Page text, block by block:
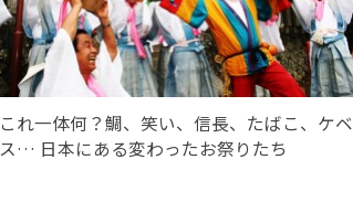
これ一体何？鯛、笑い、信長、たばこ、ケベ
ス… 日本にある変わったお祭りたち